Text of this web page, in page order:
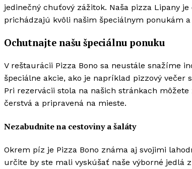
jedinečný chuťový zážitok. Naša pizza Lipany
prichádzajú kvôli našim špeciálnym ponukám a
Ochutnajte našu špeciálnu ponuku
V reštaurácii Pizza Bono sa neustále snažíme
špeciálne akcie, ako je napríklad pizzový
Pri rezervácii stola na našich stránkach
čerstvá a pripravená na mieste.
Nezabudnite na cestoviny a šaláty
Okrem píz je Pizza Bono známa aj svojimi
určite by ste mali vyskúšať naše výborné jedlá